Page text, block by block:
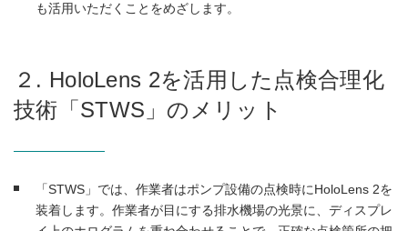
も活用いただくことをめざします。
２. HoloLens 2を活用した点検合理化
技術「STWS」のメリット
「STWS」では、作業者はポンプ設備の点検時にHoloLens 2を
装着します。作業者が目にする排水機場の光景に、ディスプレ